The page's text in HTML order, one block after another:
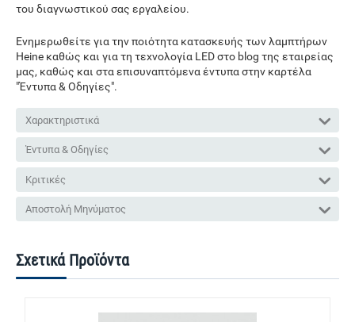
του διαγνωστικού σας εργαλείου.
Ενημερωθείτε για την ποιότητα κατασκευής των λαμπτήρων
Heine καθώς και για τη τεχνολογία LED στο blog της εταιρείας
μας, καθώς και στα επισυναπτόμενα έντυπα στην καρτέλα
"Έντυπα & Οδηγίες".
Χαρακτηριστικά
Έντυπα & Οδηγίες
Κριτικές
Αποστολή Μηνύματος
Σχετικά Προϊόντα